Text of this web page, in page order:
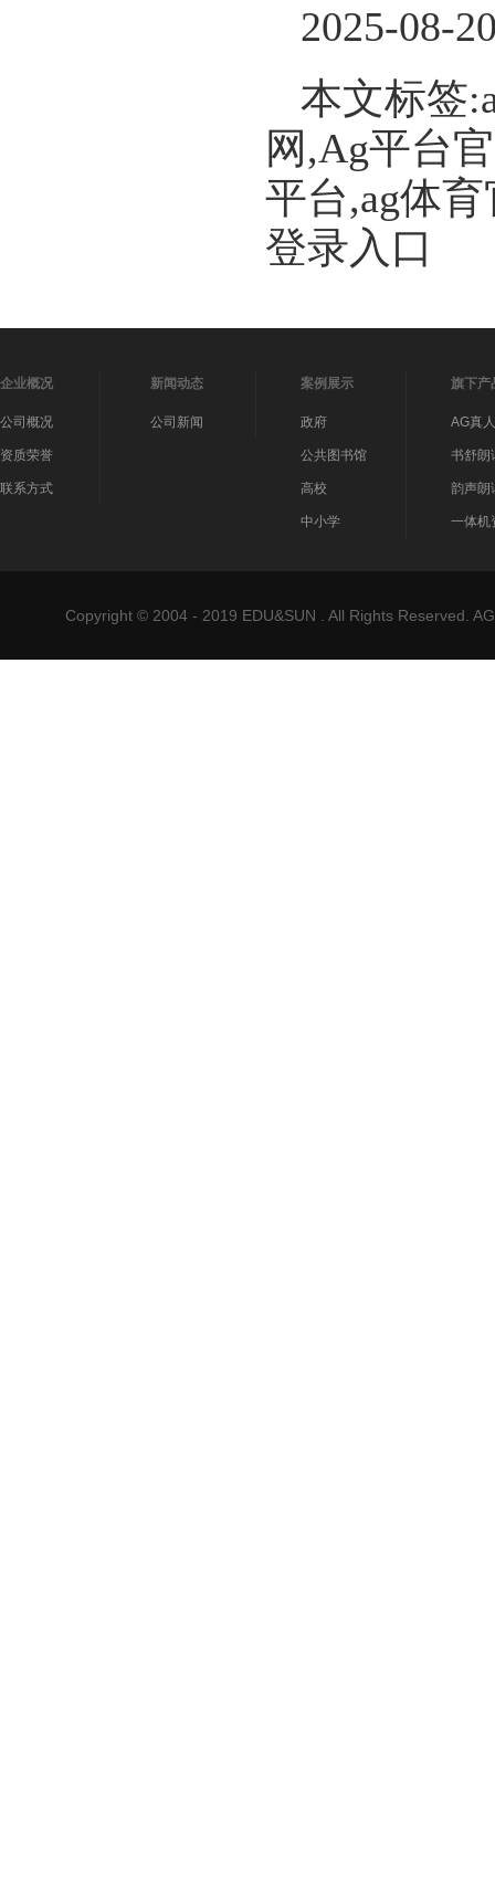
2025-08-
本文标签
网,Ag平台
平台,ag体
登录入口
企业概况
公司概况
资质荣誉
联系方式
新闻动态
公司新闻
案例展示
政府
公共图书馆
高校
中小学
旗下产
AG真
书舒朗
韵声朗
一体机
Copyright © 2004 - 2019 EDU&SUN . All Rights Reserved.